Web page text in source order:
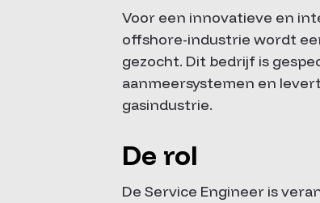
Voor een innovatieve en
offshore-industrie wordt
gezocht. Dit bedrijf is
aanmeersystemen en
gasindustrie.
De rol
De Service Engineer is